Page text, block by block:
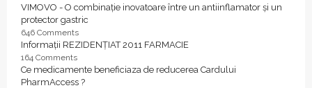
VIMOVO - O combinație inovatoare între un antiinflamator și un
protector gastric
646 Comments
Informații REZIDENȚIAT 2011 FARMACIE
164 Comments
Ce medicamente beneficiaza de reducerea Cardului
PharmAccess ?